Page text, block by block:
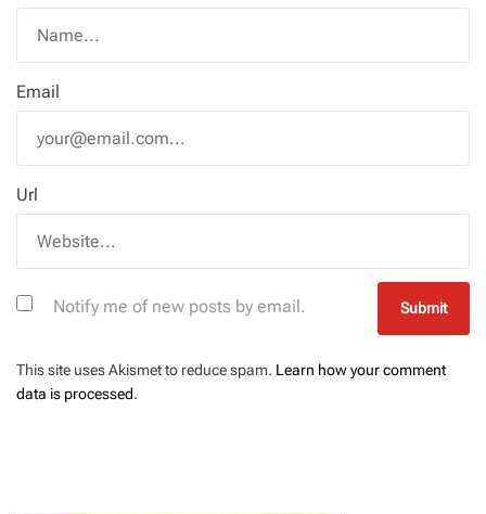
Email
Url
Notify me of new posts by email.
This site uses Akismet to reduce spam. Learn how your comment
data is processed.